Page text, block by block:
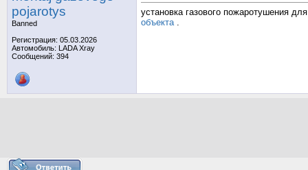
pojarotys
Banned
Регистрация: 05.03.2026
Автомобиль: LADA Xray
Сообщений: 394
установка газового пожаротушения
объекта.